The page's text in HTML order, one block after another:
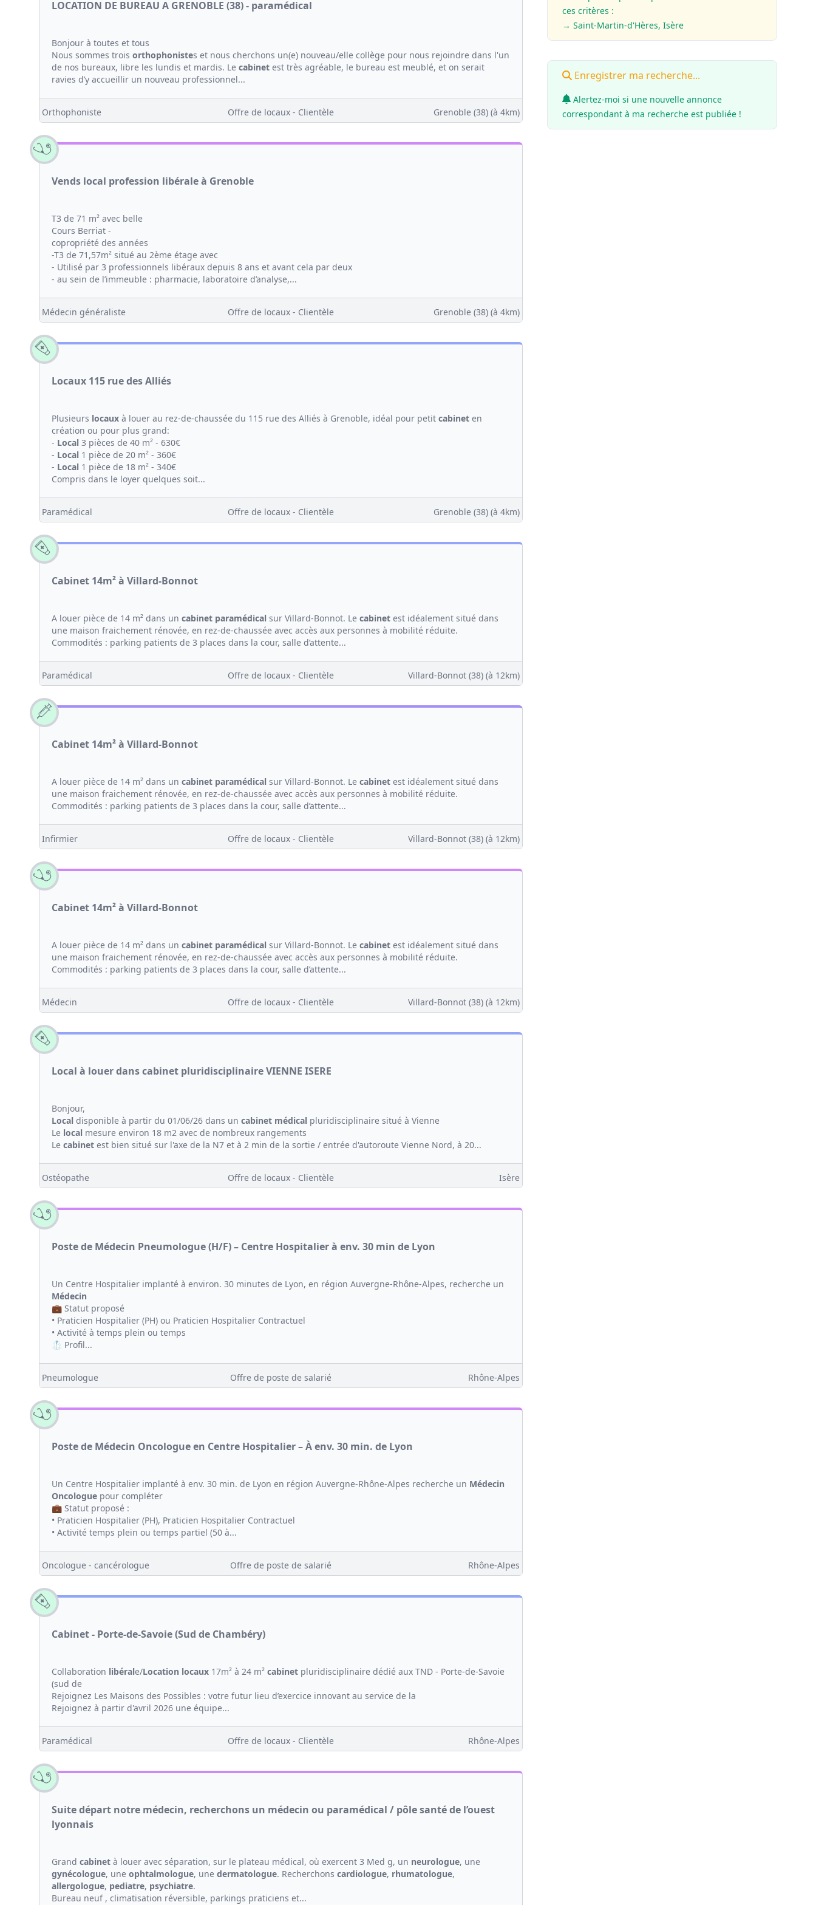
LOCATION DE BUREAU A GRENOBLE (38) - paramédical
Bonjour à toutes et tous
Nous sommes trois orthophonistes et nous cherchons un(e) nouveau/elle collège pour nous rejoindre dans l'un
de nos bureaux, libre les lundis et mardis. Le cabinet est très agréable, le bureau est meublé, et on serait
ravies d’y accueillir un nouveau professionnel...
Orthophoniste Offre de locaux - Clientèle Grenoble (38)(à 4km)
Vends local profession libérale à Grenoble
T3 de 71 m² avec belle
Cours Berriat -
copropriété des années
-T3 de 71,57m² situé au 2ème étage avec
- Utilisé par 3 professionnels libéraux depuis 8 ans et avant cela par deux
- au sein de l’immeuble : pharmacie, laboratoire d’analyse,...
Médecin généraliste Offre de locaux - Clientèle Grenoble (38)(à 4km)
Locaux 115 rue des Alliés
Plusieurs locaux à louer au rez-de-chaussée du 115 rue des Alliés à Grenoble, idéal pour petit cabinet en
création ou pour plus grand:
- Local 3 pièces de 40 m² - 630€
- Local 1 pièce de 20 m² - 360€
- Local 1 pièce de 18 m² - 340€
Compris dans le loyer quelques soit...
Paramédical Offre de locaux - Clientèle Grenoble (38)(à 4km)
Cabinet 14m² à Villard-Bonnot
A louer pièce de 14 m² dans un cabinet paramédical sur Villard-Bonnot. Le cabinet est idéalement situé dans
une maison fraichement rénovée, en rez-de-chaussée avec accès aux personnes à mobilité réduite.
Commodités : parking patients de 3 places dans la cour, salle d’attente...
Paramédical Offre de locaux - Clientèle Villard-Bonnot (38)(à 12km)
Cabinet 14m² à Villard-Bonnot
A louer pièce de 14 m² dans un cabinet paramédical sur Villard-Bonnot. Le cabinet est idéalement situé dans
une maison fraichement rénovée, en rez-de-chaussée avec accès aux personnes à mobilité réduite.
Commodités : parking patients de 3 places dans la cour, salle d’attente...
Infirmier Offre de locaux - Clientèle Villard-Bonnot (38)(à 12km)
Cabinet 14m² à Villard-Bonnot
A louer pièce de 14 m² dans un cabinet paramédical sur Villard-Bonnot. Le cabinet est idéalement situé dans
une maison fraichement rénovée, en rez-de-chaussée avec accès aux personnes à mobilité réduite.
Commodités : parking patients de 3 places dans la cour, salle d’attente...
Médecin Offre de locaux - Clientèle Villard-Bonnot (38)(à 12km)
Local à louer dans cabinet pluridisciplinaire VIENNE ISERE
Bonjour,
Local disponible à partir du 01/06/26 dans un cabinet médical pluridisciplinaire situé à Vienne
Le local mesure environ 18 m2 avec de nombreux rangements
Le cabinet est bien situé sur l'axe de la N7 et à 2 min de la sortie / entrée d'autoroute Vienne Nord, à 20...
Ostéopathe Offre de locaux - Clientèle Isère
Poste de Médecin Pneumologue (H/F) – Centre Hospitalier à env. 30 min de Lyon
Un Centre Hospitalier implanté à environ. 30 minutes de Lyon, en région Auvergne-Rhône-Alpes, recherche un
Médecin
💼 Statut proposé
• Praticien Hospitalier (PH) ou Praticien Hospitalier Contractuel
• Activité à temps plein ou temps
🥼 Profil...
Pneumologue Offre de poste de salarié Rhône-Alpes
Poste de Médecin Oncologue en Centre Hospitalier – À env. 30 min. de Lyon
Un Centre Hospitalier implanté à env. 30 min. de Lyon en région Auvergne-Rhône-Alpes recherche un Médecin
Oncologue pour compléter
💼 Statut proposé :
• Praticien Hospitalier (PH), Praticien Hospitalier Contractuel
• Activité temps plein ou temps partiel (50 à...
Oncologue - cancérologue Offre de poste de salarié Rhône-Alpes
Cabinet - Porte-de-Savoie (Sud de Chambéry)
Collaboration libérale/Location locaux 17m² à 24 m² cabinet pluridisciplinaire dédié aux TND - Porte-de-Savoie
(sud de
Rejoignez Les Maisons des Possibles : votre futur lieu d’exercice innovant au service de la
Rejoignez à partir d'avril 2026 une équipe...
Paramédical Offre de locaux - Clientèle Rhône-Alpes
Suite départ notre médecin, recherchons un médecin ou paramédical / pôle santé de l’ouest
lyonnais
Grand cabinet à louer avec séparation, sur le plateau médical, où exercent 3 Med g, un neurologue, une
gynécologue, une ophtalmologue, une dermatologue. Recherchons cardiologue, rhumatologue,
allergologue, pediatre, psychiatre.
Bureau neuf , climatisation réversible, parkings praticiens et...
ces critères :
→ Saint-Martin-d'Hères, Isère
Enregistrer ma recherche...
Alertez-moi si une nouvelle annonce
correspondant à ma recherche est publiée !